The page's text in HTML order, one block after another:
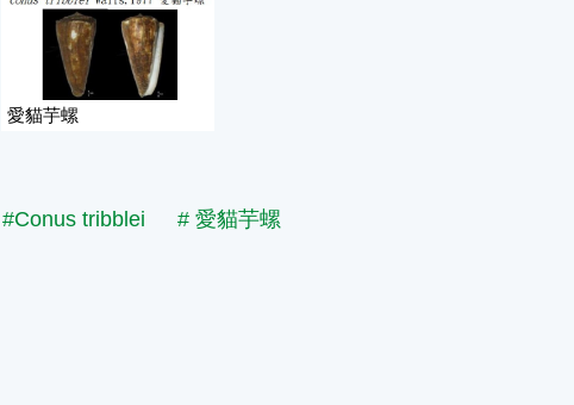
愛貓芋螺
#Conus tribblei # 愛貓芋螺